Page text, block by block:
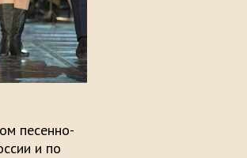
песенно-
и по